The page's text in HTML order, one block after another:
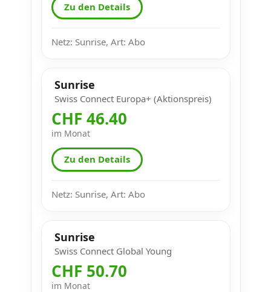
Zu den Details
Netz: Sunrise, Art: Abo
Sunrise
Swiss Connect Europa+ (Aktionspreis)
CHF 46.40
im Monat
Zu den Details
Netz: Sunrise, Art: Abo
Sunrise
Swiss Connect Global Young
CHF 50.70
im Monat